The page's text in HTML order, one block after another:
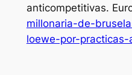
anticompetitivas.
millonaria-de-
loewe-por-practicas-